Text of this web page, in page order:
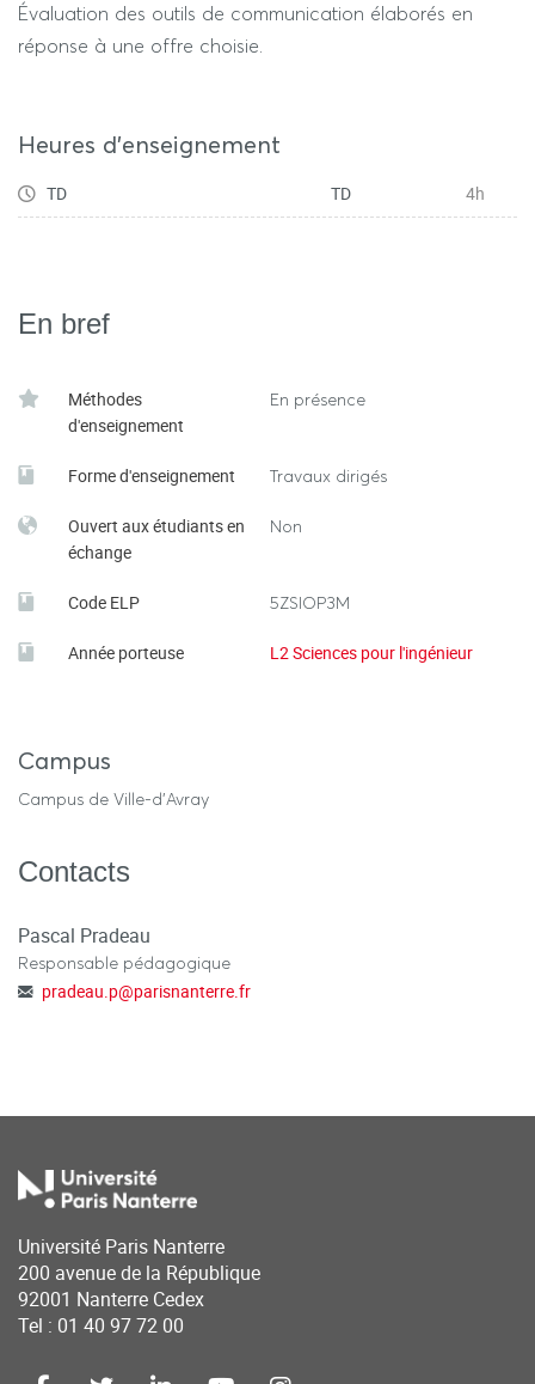
Évaluation des outils de communication élaborés en
réponse à une offre choisie.
Heures d'enseignement
TD TD 4h
En bref
Méthodes
d'enseignement
En présence
Forme d'enseignement Travaux dirigés
Ouvert aux étudiants en
échange
Non
Code ELP 5ZSIOP3M
Année porteuse L2 Sciences pour l'ingénieur
Campus
Campus de Ville-d'Avray
Contacts
Pascal Pradeau
Responsable pédagogique
pradeau.p@parisnanterre.fr
Université Paris Nanterre
200 avenue de la République
92001 Nanterre Cedex
Tel : 01 40 97 72 00